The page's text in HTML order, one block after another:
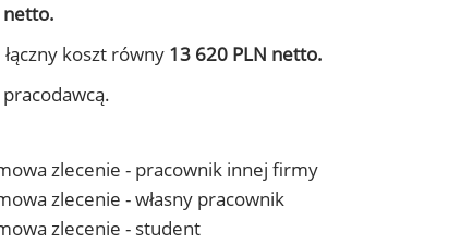
netto.
koszt równy 13 620 PLN netto.
zlecenie - pracownik innej firmy
zlecenie - własny pracownik
zlecenie - student